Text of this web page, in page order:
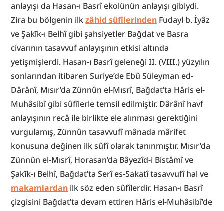
anlayışı da Hasan-ı Basrî ekolünün anlayışı gibiydi.
Zira bu bölgenin ilk zâhid sûfîlerinden Fudayl b. İyâz
ve Şakīk-ı Belhî gibi şahsiyetler Bağdat ve Basra
civarının tasavvuf anlayışının etkisi altında
yetişmişlerdi. Hasan-ı Basrî geleneği II. (VIII.) yüzyılın
sonlarından itibaren Suriye’de Ebû Süleyman ed-
Dârânî, Mısır’da Zünnûn el-Mısrî, Bağdat’ta Hâris el-
Muhâsibî gibi sûfîlerle temsil edilmiştir. Dârânî havf
anlayışının recâ ile birlikte ele alınması gerektiğini
vurgulamış, Zünnûn tasavvufî mânada mârifet
konusuna değinen ilk sûfî olarak tanınmıştır. Mısır’da
Zünnûn el-Mısrî, Horasan’da Bâyezîd-i Bistâmî ve
makamlardan ilk söz eden sûfîlerdir. Hasan-ı Basrî
çizgisini Bağdat’ta devam ettiren Hâris el-Muhâsibî’de